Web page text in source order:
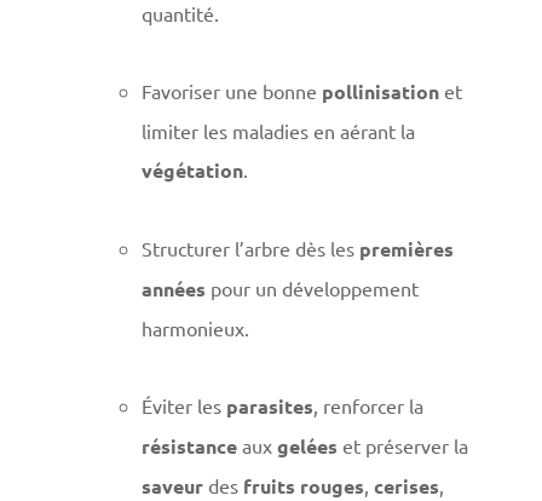
quantité.
Favoriser une bonne pollinisation et
limiter les maladies en aérant la
végétation.
Structurer l’arbre dès les premières
années pour un développement
harmonieux.
Éviter les parasites, renforcer la
résistance aux gelées et préserver la
saveur des fruits rouges, cerises,